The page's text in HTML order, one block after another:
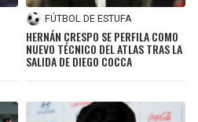
FÚTBOL DE ESTUFA
HERNÁN CRESPO SE PERFILA COMO
NUEVO TÉCNICO DEL ATLAS TRAS LA
SALIDA DE DIEGO COCCA